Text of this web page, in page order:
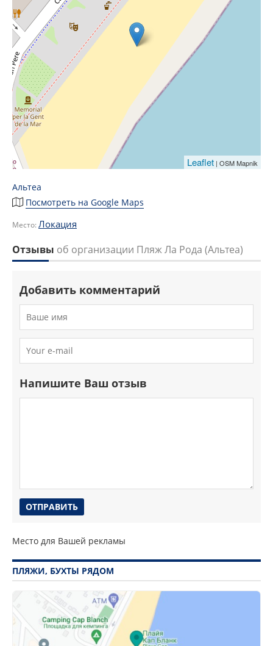
Leaflet | OSM Mapnik
Альтеа
Посмотреть на Google Maps
Место: Локация
Отзывы об организации Пляж Ла Рода (Альтеа)
Добавить комментарий
Напишите Ваш отзыв
Место для Вашей рекламы
ПЛЯЖИ, БУХТЫ РЯДОМ